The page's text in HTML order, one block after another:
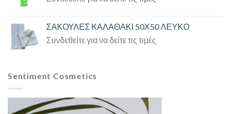
ΣΑΚΟΥΛΕΣ ΚΑΛΑΘΑΚΙ 50Χ50 ΛΕΥΚΟ
Συνδεθείτε για να δείτε τις τιμές
Sentiment Cosmetics